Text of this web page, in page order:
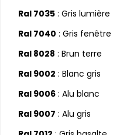
Ral 7035 : Gris lumière
Ral 7040 : Gris fenêtre
Ral 8028 : Brun terre
Ral 9002 : Blanc gris
Ral 9006 : Alu blanc
Ral 9007 : Alu gris